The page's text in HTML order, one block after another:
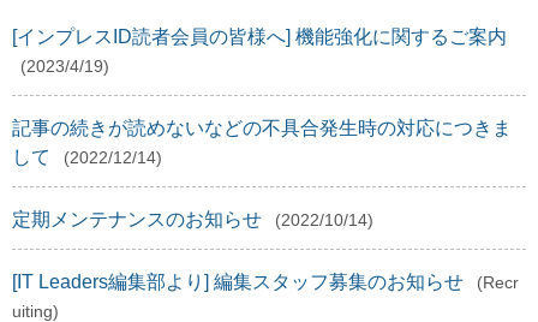
[インプレスID読者会員の皆様へ] 機能強化に関するご案内
(2023/4/19)
記事の続きが読めないなどの不具合発生時の対応につきま
して
(2022/12/14)
定期メンテナンスのお知らせ (2022/10/14)
[IT Leaders編集部より] 編集スタッフ募集のお知らせ
(Recr
uiting)